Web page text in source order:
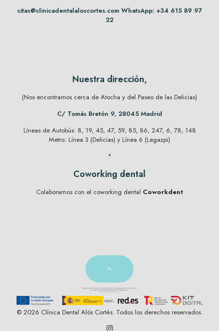
citas@clinicadentalaloscortes.comWhatsApp: +34 615 89 97
22
Nuestra dirección,
(Nos encontramos cerca de Atocha y del Paseo de las Delicias)
C/ Tomás Bretón 9, 28045 Madrid
Líneas de Autobús: 8, 19, 45, 47, 59, 85, 86, 247, 6, 78, 148
Metro: Línea 3 (Delicias) y Línea 6 (Legazpi)
*
Coworking dental
Colaboramos con el coworking dental Coworkdent
© 2026 Clínica Dental Alós Cortés. Todos los derechos reservados.